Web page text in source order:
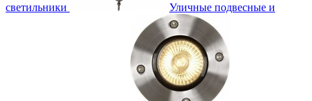
светильники Уличные подвесные и